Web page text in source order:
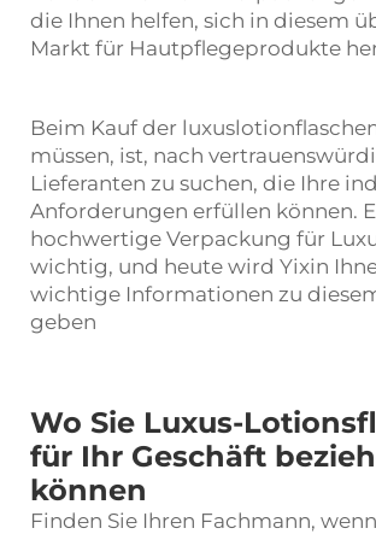
die Ihnen helfen, sich in diesem
Markt für Hautpflegeprodukte
Beim Kauf der
müssen, ist, nach
Lieferanten zu suchen, die Ihre
Anforderungen erfüllen können.
hochwertige Verpackung für
wichtig, und heute wird Yixin
wichtige Informationen zu
geben
Wo Sie Luxus-
für Ihr Geschäft
können
Finden Sie Ihren Fachmann,